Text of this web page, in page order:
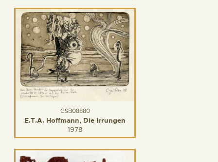
GSB08880
E.T.A. Hoffmann, Die Irrungen
1978